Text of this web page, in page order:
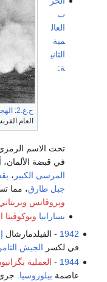
ح.ع.2 :
العام
ب
العال
مية
الثاني
ة:
تحت الاسم
في قبضة
المرسى الكبير ،
جبل طارق، مما
وپروڤانس
بسارابيا وبوكوڤينا
1942 - الفيلدمارشال
في لكسر الجيش
1944
- العملية
عاصمة بيلوروسيا .